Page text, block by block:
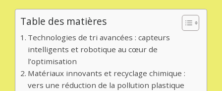
Table des matières
Technologies de tri avancées : capteurs
intelligents et robotique au cœur de
l’optimisation
Matériaux innovants et recyclage chimique :
vers une réduction de la pollution plastique